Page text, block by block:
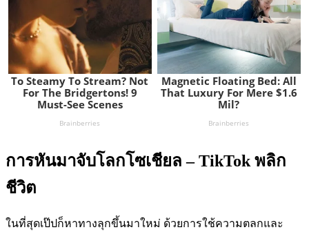
การหันมาจับโลกโซเชียล – TikTok พลิก
ชีวิต
ในที่สุดเป๊ปก็หาทางลุกขึ้นมาใหม่ ด้วยการใช้ความตลกและ